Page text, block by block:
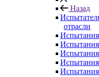
Назад
отрасли
Испытания
Испытания
Испытания
Испытания